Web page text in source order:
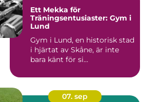
Ett Mekka för
Träningsentusiaster: Gym i
Lund
Gym i Lund, en historisk stad
i hjärtat av Skåne, är inte
bara känt för si...
07. sep